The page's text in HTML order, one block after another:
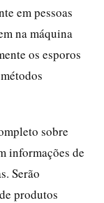
em pessoas
na máquina
os esporos
sobre
informações de
Serão
produtos